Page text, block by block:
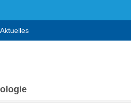
Aktuelles